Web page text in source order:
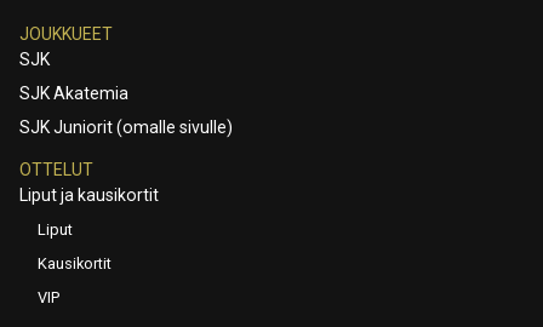
JOUKKUEET
SJK
SJK Akatemia
SJK Juniorit (omalle sivulle)
OTTELUT
Liput ja kausikortit
Liput
Kausikortit
VIP